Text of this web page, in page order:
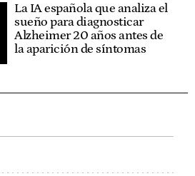
La IA española que analiza el
sueño para diagnosticar
Alzheimer 20 años antes de
la aparición de síntomas